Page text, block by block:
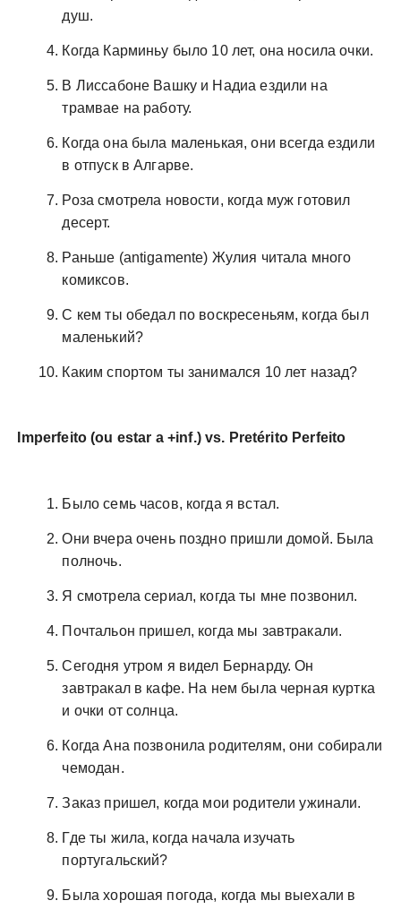
душ.
Когда Карминьу было 10 лет, она носила очки.
В Лиссабоне Вашку и Надиа ездили на
трамвае на работу.
Когда она была маленькая, они всегда ездили
в отпуск в Алгарве.
Роза смотрела новости, когда муж готовил
десерт.
Раньше (antigamente) Жулия читала много
комиксов.
С кем ты обедал по воскресеньям, когда был
маленький?
Каким спортом ты занимался 10 лет назад?
Imperfeito (ou estar a +inf.) vs. Pretérito Perfeito
Было семь часов, когда я встал.
Они вчера очень поздно пришли домой. Была
полночь.
Я смотрела сериал, когда ты мне позвонил.
Почтальон пришел, когда мы завтракали.
Сегодня утром я видел Бернарду. Он
завтракал в кафе. На нем была черная куртка
и очки от солнца.
Когда Ана позвонила родителям, они собирали
чемодан.
Заказ пришел, когда мои родители ужинали.
Где ты жила, когда начала изучать
португальский?
Была хорошая погода, когда мы выехали в